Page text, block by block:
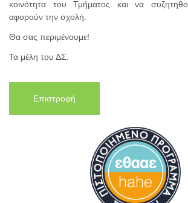
κοινότητα του Τμήματος και να
αφορούν την σχολή.
Θα σας περιμένουμε!
Τα μέλη του ΔΣ.
Επιστροφή